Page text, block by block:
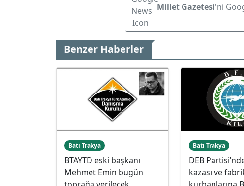
Millet Gazetesi'ni
Benzer Haberler
Batı Trakya
BTAYTD eski başkanı
Mehmet Emin bugün
Batı Trakya
DEB
kazası ve